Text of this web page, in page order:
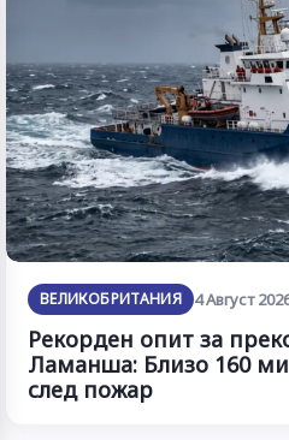
ВЕЛИКОБРИТАНИЯ 4 Август
Рекорден опит за
Ламанша: Близо 160
след пожар